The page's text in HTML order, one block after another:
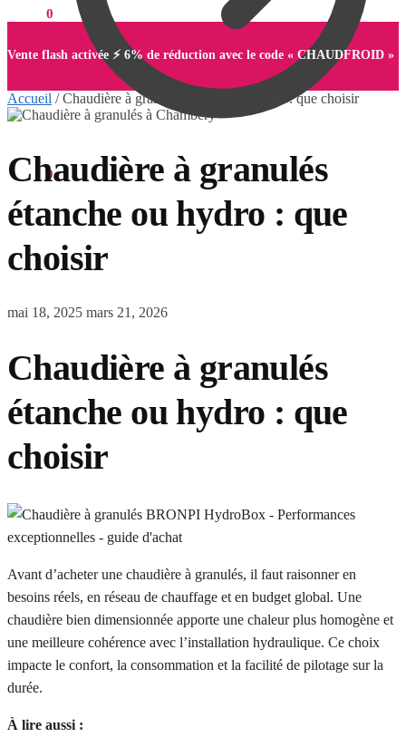
0,00 0
0
Vente flash activée ⚡ 6% de réduction avec le code « CHAUDFROID »
Accueil /Chaudière à granulés étanche ou hydro : que choisir
Chaudière à granulés
étanche ou hydro : que
choisir
mai 18, 2025 mars 21, 2026
Chaudière à granulés
étanche ou hydro : que
choisir
Avant d’acheter une chaudière à granulés, il faut raisonner en
besoins réels, en réseau de chauffage et en budget global. Une
chaudière bien dimensionnée apporte une chaleur plus homogène et
une meilleure cohérence avec l’installation hydraulique. Ce choix
impacte le confort, la consommation et la facilité de pilotage sur la
durée.
À lire aussi :